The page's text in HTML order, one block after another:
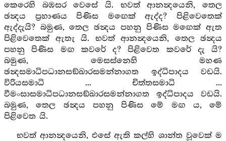
කෙරෙහි බඹසර වෙසේ යි. භවත් ආනන්‍දයෙනි, තෙල
ඡන්‍දය ප්‍රහාණය පිණිස මඟෙක් ඇද්ද? පිළිවෙතෙක්
ඇද්දැයි? බමුණ, තෙල ඡන්‍දය පහනු පිණිස මඟෙක් ඇත
පිළිවෙතෙක් ඇතැ යි. භවත් ආනන්‍දයෙනි, තෙල ඡන්‍දය
පහනු පිණිස මඟ කවරේ ද? පිළිවෙත කවරේ දැ යි?
බමුණ, මෙසස්නෙහි මහණ
ඡන්‍දසමාධිපධානසඞ්ඛාරසමන්නාගත ඉද්ධිපාදය වඩයි.
විරියසමාධි ... චිත්තසමාධි ...
වීමංසාසමාධිපධානසඞ්ඛාරසමන්නාගත ඉද්ධිපාදය වඩයි.
බමුණ, තෙල ඡන්‍දය පහනු පිණිස මේ මඟ ය, මේ
පිළිවෙත යි.
භවත් ආනන්‍දයෙනි, එසේ ඇති කල්හි ශාන්ත වූවෙක් ම